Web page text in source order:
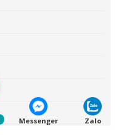
Messenger Zalo